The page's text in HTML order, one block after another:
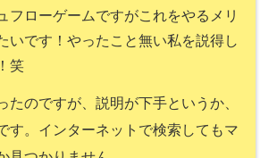
フローゲームですがこれをやるメリ
いです！やったこと無い私を説得し
笑
たのですが、説明が下手というか、
す。インターネットで検索してもマ